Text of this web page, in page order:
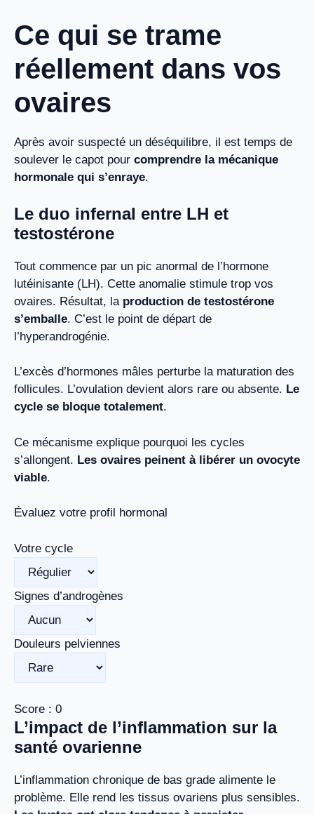
Ce qui se trame
réellement dans vos
ovaires
Après avoir suspecté un déséquilibre, il est temps de
soulever le capot pour comprendre la mécanique
hormonale qui s’enraye.
Le duo infernal entre LH et
testostérone
Tout commence par un pic anormal de l’hormone
lutéinisante (LH). Cette anomalie stimule trop vos
ovaires. Résultat, la production de testostérone
s’emballe. C’est le point de départ de
l’hyperandrogénie.
L’excès d’hormones mâles perturbe la maturation des
follicules. L’ovulation devient alors rare ou absente. Le
cycle se bloque totalement.
Ce mécanisme explique pourquoi les cycles
s’allongent. Les ovaires peinent à libérer un ovocyte
viable.
Évaluez votre profil hormonal
Votre cycle
Signes d’androgènes
Douleurs pelviennes
Score : 0
L’impact de l’inflammation sur la
santé ovarienne
L’inflammation chronique de bas grade alimente le
problème. Elle rend les tissus ovariens plus sensibles.